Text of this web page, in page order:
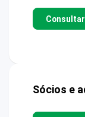
Consultar
Sócios e